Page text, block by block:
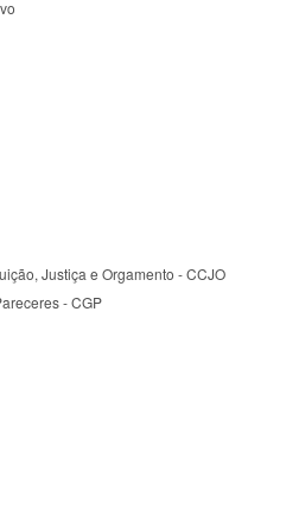
Justiça e Orgamento - CCJO
- CGP